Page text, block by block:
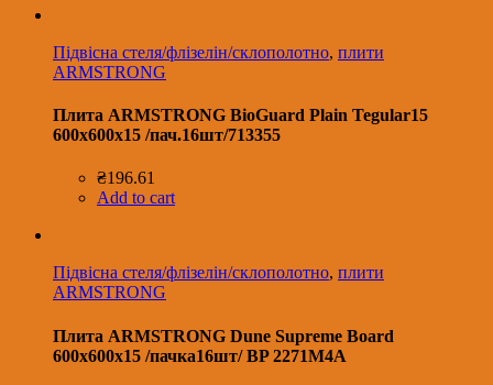
Підвісна стеля/флізелін/склополотно, плити
ARMSTRONG
Плита ARMSTRONG BioGuard Plain Tegular15
600x600x15 /пач.16шт/713355
₴196.61
Add to cart
Підвісна стеля/флізелін/склополотно, плити
ARMSTRONG
Плита ARMSTRONG Dune Supreme Board
600х600х15 /пачка16шт/ BP 2271M4A